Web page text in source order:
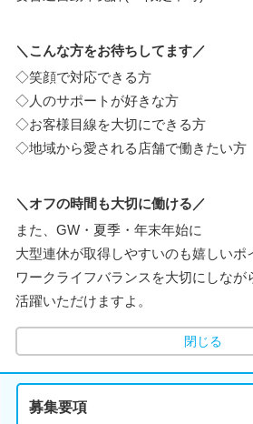
＼こんな方をお待ちしてます／
◇笑顔で対応できる方
◇人のサポートが好きな方
◇お客様目線を大切にできる方
◇地域から愛される店舗で働きたい方
＼オフの時間も大切に働ける／
また、GW・夏季・年末年始に
大型連休が取得しやすいのも嬉しいポ
ワークライフバランスを大切にしなが
活躍いただけますよ。
閉じる
募集要項